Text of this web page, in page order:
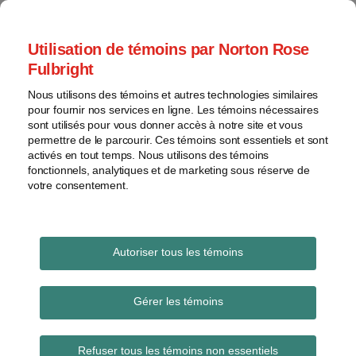
Utilisation de témoins par Norton Rose
Fulbright
Nous utilisons des témoins et autres technologies similaires
pour fournir nos services en ligne. Les témoins nécessaires
sont utilisés pour vous donner accès à notre site et vous
permettre de le parcourir. Ces témoins sont essentiels et sont
activés en tout temps. Nous utilisons des témoins
fonctionnels, analytiques et de marketing sous réserve de
votre consentement.
Autoriser tous les témoins
Gérer les témoins
Refuser tous les témoins non essentiels
Skip
content
Accueil
À
propos
Contacts
Rechercher
Brevets
Marques
de
commerce
Droit
d'auteur
Les Actifs créatifs
Un blogue sur la protection des intangibles
(brevets, dessins industriels, droits d'auteur,
marques, etc.)
Vraiment pas fort
l’examinateur!
Imprimer
Email
Tweet
Share
LinkedIn
Pierre